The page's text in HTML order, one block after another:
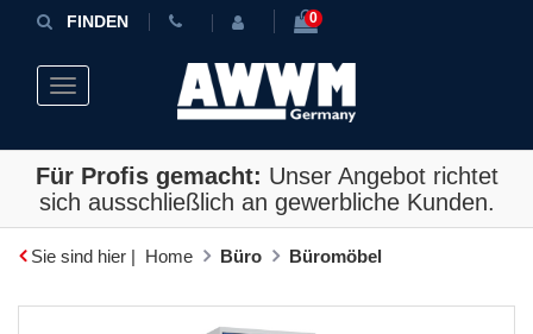
FINDEN 0
Toggle navigation
Für Profis gemacht: Unser Angebot richtet
sich ausschließlich an gewerbliche Kunden.
Sie sind hier | Home Büro Büromöbel